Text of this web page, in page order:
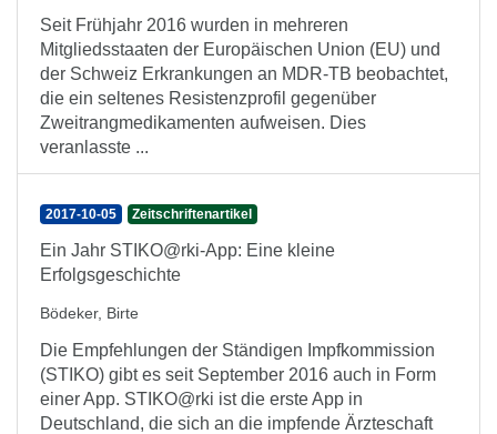
Seit Frühjahr 2016 wurden in mehreren
Mitgliedsstaaten der Europäischen Union (EU) und
der Schweiz Erkrankungen an MDR-TB beobachtet,
die ein seltenes Resistenzprofil gegenüber
Zweitrangmedikamenten aufweisen. Dies
veranlasste ...
2017-10-05 Zeitschriftenartikel
Ein Jahr STIKO@rki-App: Eine kleine
Erfolgsgeschichte
Bödeker, Birte
Die Empfehlungen der Ständigen Impfkommission
(STIKO) gibt es seit September 2016 auch in Form
einer App. STIKO@rki ist die erste App in
Deutschland, die sich an die impfende Ärzteschaft